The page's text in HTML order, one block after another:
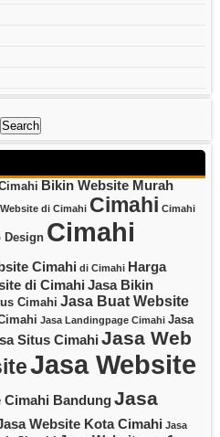
Search
Bikin Website Murah
di Cimahi Cimahi Cimahi
Design Cimahi
Cimahi di Cimahi Harga
di Cimahi Jasa Bikin
Cimahi Jasa Buat Website
Jasa Landingpage Cimahi Jasa
Situs Cimahi Jasa Web
Jasa Website
Cimahi BandungJasa
Website Kota Cimahi Jasa